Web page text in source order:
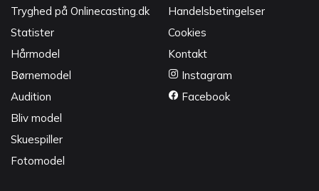
Tryghed på Onlinecasting.dk
Statister
Hårmodel
Børnemodel
Audition
Bliv model
Skuespiller
Fotomodel
Handelsbetingelser
Cookies
Kontakt
Instagram
Facebook